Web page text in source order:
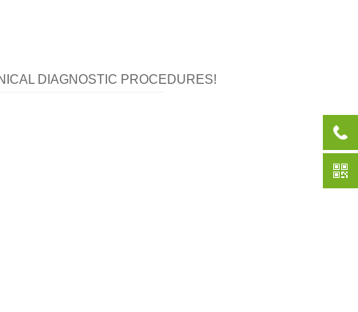
DIAGNOSTIC PROCEDURES!